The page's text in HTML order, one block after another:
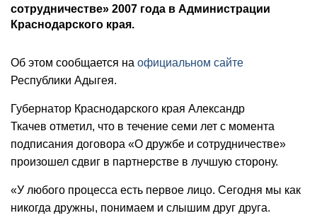
сотрудничестве» 2007 года в Администрации
Краснодарского края.
Об этом сообщается на официальном сайте
Республики Адыгея.
Губернатор Краснодарского края Александр
Ткачев отметил, что в течение семи лет с момента
подписания договора «О дружбе и сотрудничестве»
произошел сдвиг в партнерстве в лучшую сторону.
«У любого процесса есть первое лицо. Сегодня мы как
никогда дружны, понимаем и слышим друг друга.